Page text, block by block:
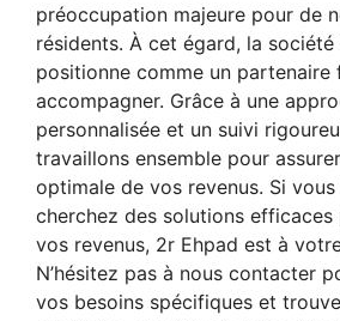
préoccupation majeure pour de
résidents. À cet égard, la société
positionne comme un partenaire
accompagner. Grâce à une
personnalisée et un suivi
travaillons ensemble pour
optimale de vos revenus. Si
cherchez des solutions efficaces
vos revenus, 2r Ehpad est à
N’hésitez pas à nous contacter
vos besoins spécifiques et